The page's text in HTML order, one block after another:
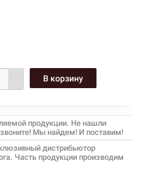
продукции. Не нашли
Мы найдем! И поставим!
дистрибьютор
Часть продукции производим